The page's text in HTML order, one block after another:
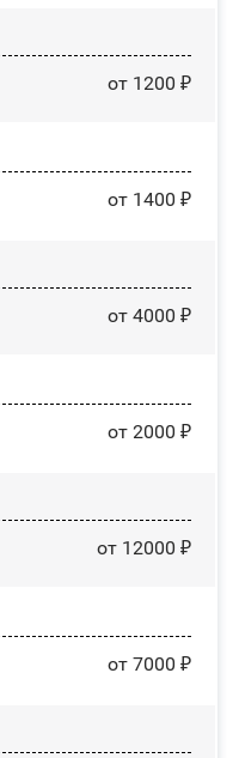
от 1200 ₽
от 1400 ₽
от 4000 ₽
от 2000 ₽
от 12000 ₽
от 7000 ₽